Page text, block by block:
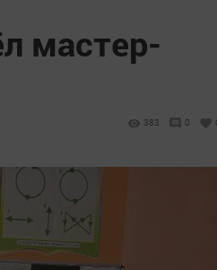
мастер-
383 0